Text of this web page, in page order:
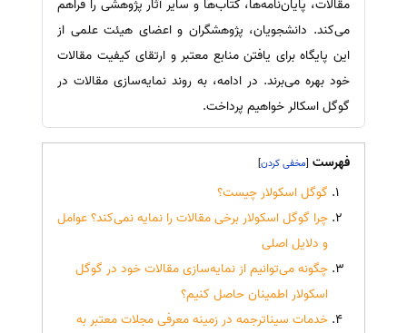
مقالات، پایان‌نامه‌ها، کتاب‌ها و سایر آثار پژوهشی را فراهم
می‌کند. دانشجویان، پژوهشگران و اعضای هیئت علمی از
این پایگاه برای یافتن منابع معتبر و ارتقای کیفیت مقالات
خود بهره می‌برند. در ادامه، به روند نمایه‌سازی مقالات در
گوگل اسکالر خواهیم پرداخت.
فهرست [
]
گوگل اسکولار چیست؟
چرا گوگل اسکولار برخی مقالات را نمایه نمی‌کند؟ عوامل
و دلایل اصلی
چگونه می‌توانیم از نمایه‌سازی مقالات خود در گوگل
اسکولار اطمینان حاصل کنیم؟
خدمات سیناترجمه در زمینه معرفی مجلات معتبر به